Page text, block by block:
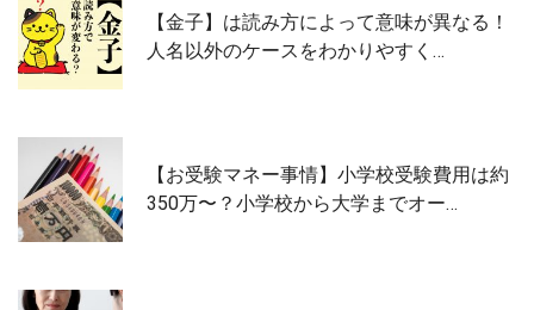
【金子】は読み方によって意味が異なる！
人名以外のケースをわかりやすく…
【お受験マネー事情】小学校受験費用は約
350万〜？小学校から大学までオー…